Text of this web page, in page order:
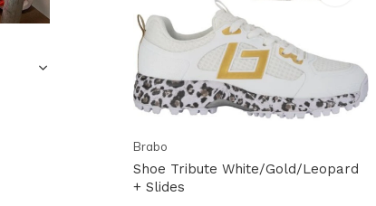
Brabo
Shoe Tribute White/Gold/Leopard
+ Slides